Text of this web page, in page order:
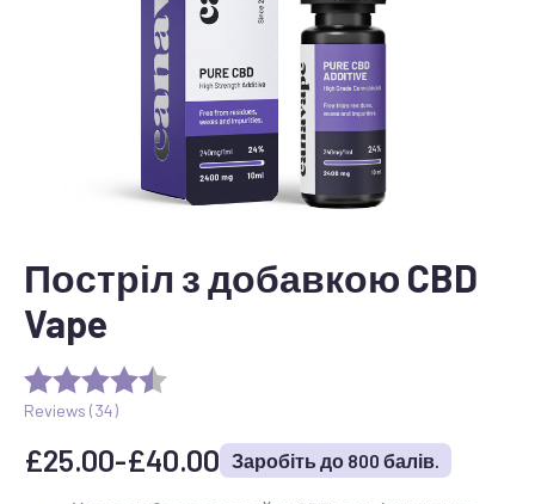
Постріл з добавкою CBD
Vape
Reviews (34)
£25.00-£40.00
Діапазон
Заробіть до 800 балів.